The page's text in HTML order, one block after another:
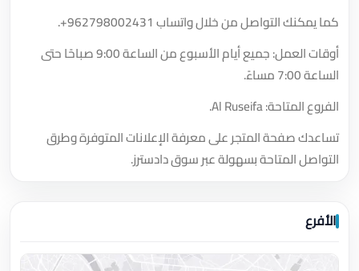
كما يمكنك التواصل من خلال واتساب +962798002431
.
أوقات العمل: جميع أيام الأسبوع من الساعة 9:00 صباحًا حتى
الساعة 7:00 مساءً.
الفروع المتاحة: Al Ruseifa.
تساعدك صفحة المتجر على معرفة الإعلانات المتوفرة وطرق
التواصل المتاحة بسهولة عبر سوق دادسترز.
الأفرع